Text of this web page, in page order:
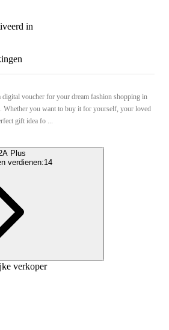
in
voucher for your dream fashion shopping in
Whether you want to buy it for yourself, your loved
gift idea fo ...
Plus
verdienen:14
verkoper